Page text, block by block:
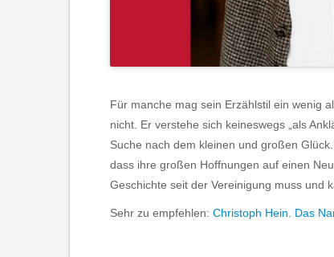
Für manche mag sein Erzählstil ein wenig
nicht. Er verstehe sich keineswegs „als
Suche nach dem kleinen und großen
dass ihre großen Hoffnungen auf einen
Geschichte seit der Vereinigung muss und
Sehr zu empfehlen: Christoph Hein. Das